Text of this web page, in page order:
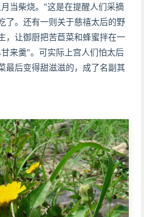
当柴烧。"这是在提醒人们采摘
了。还有一则关于慈禧太后的野
，让御厨把苦苣菜和蜂蜜拌在一
来羹"。可实际上宫人们怕太后
最后变得甜滋滋的，成了名副其